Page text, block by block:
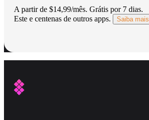
A partir de $14,99/mês. Grátis por 7 dias.
Este e centenas de outros apps.
Saiba mais.